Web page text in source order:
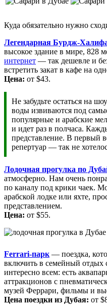
Куда обязательно нужно
Легендарная Бурдж-
высокое здание в мире, 828
интернет — так дешевле и
встретить закат в кафе на
Цена: от $43.
Не забудьте остаться на
воды извиваются под
популярные и арабские
и идет раз в полчаса.
представление. В первый
репертуар — так не
Лодочная прогулка по
атмосферно. Нам очень
по каналу под крики чаек.
арабской лодке или яхте,
представлением.
Цена: от $55.
Ferrari-парк — поездка,
включить в семейный отдых
интересно всем: есть
аттракционов с
музей Феррари, фильмы и
Цена поездки из Дубая: от